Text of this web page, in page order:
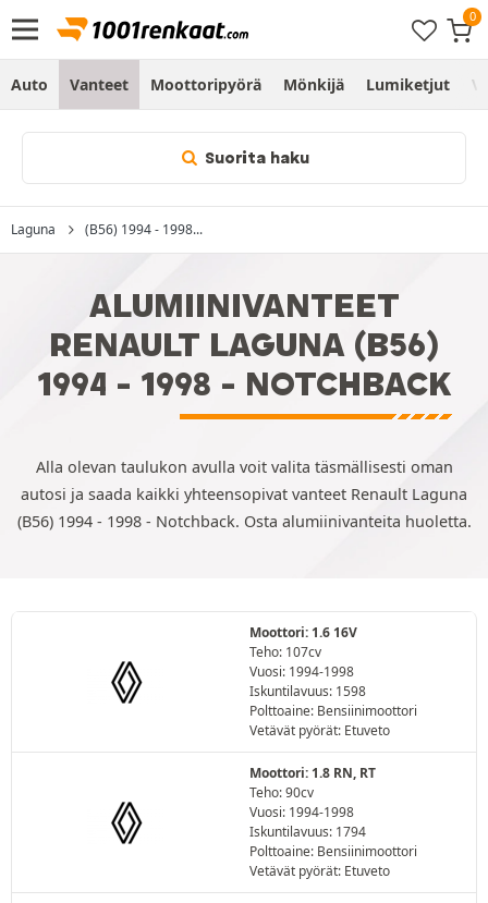
Auto Vanteet Moottoripyörä Mönkijä Lumiketjut
Suorita haku
Laguna (B56) 1994 - 1998...
ALUMIINIVANTEET
RENAULT LAGUNA (B56)
1994 - 1998 - NOTCHBACK
Alla olevan taulukon avulla voit valita täsmällisesti oman
autosi ja saada kaikki yhteensopivat vanteet Renault Laguna
(B56) 1994 - 1998 - Notchback. Osta alumiinivanteita huoletta.
Moottori: 1.6 16V
Teho: 107cv
Vuosi: 1994-1998
Iskuntilavuus: 1598
Polttoaine: Bensiinimoottori
Vetävät pyörät: Etuveto
Moottori: 1.8 RN, RT
Teho: 90cv
Vuosi: 1994-1998
Iskuntilavuus: 1794
Polttoaine: Bensiinimoottori
Vetävät pyörät: Etuveto